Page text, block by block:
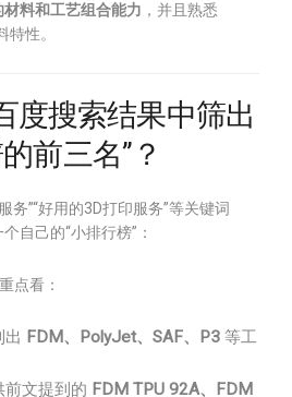
材料和工艺组合能力 ，并且熟悉
性。
度搜索结果中筛出
前三名”？
务”“好用的3D打印服务”等关键词
自己的“小排行榜”：
点看：
出 FDM、PolyJet、SAF、P3 等工
前文提到的 FDM TPU 92A、FDM